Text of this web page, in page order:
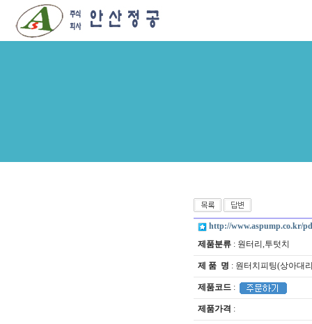
http://www.aspump.co.kr/
제품분류 : 원터리,투텃치
제 품 명 : 원터치피팅(상아대
제품코드 :
제품가격 :